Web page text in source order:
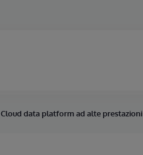
Cloud data platform ad alte prestazioni